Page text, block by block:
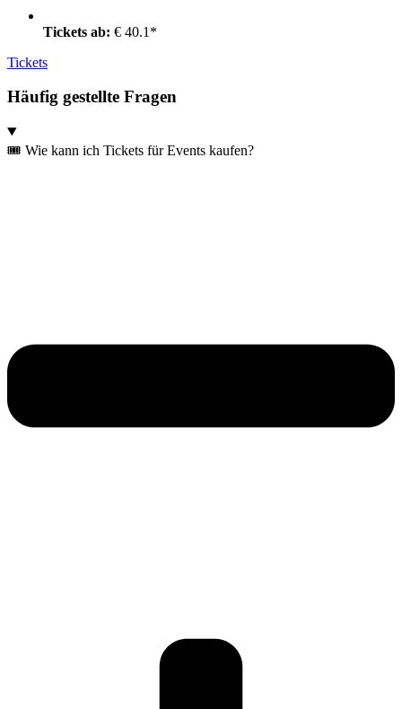
Tickets ab: € 40.1*
Tickets
Häufig gestellte Fragen
🎟️ Wie kann ich Tickets für Events kaufen?